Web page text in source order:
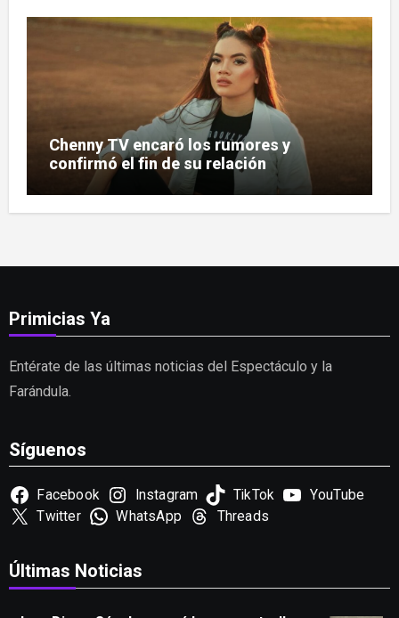
Chenny TV encaró los rumores y
confirmó el fin de su relación
Primicias Ya
Entérate de las últimas noticias del Espectáculo y la
Farándula.
Síguenos
Facebook Instagram TikTok
YouTube
Twitter
WhatsApp Threads
Últimas Noticias